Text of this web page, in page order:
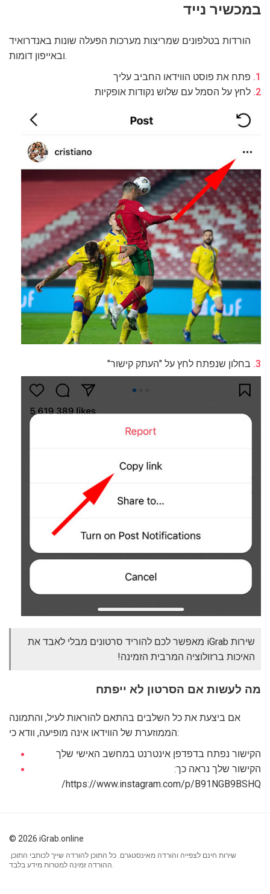
במכשיר נייד
הורדות בטלפונים שמריצות מערכות הפעלה שונות באנדרואיד
ובאייפון דומות.
פתח את פוסט הווידאו החביב עליך
לחץ על הסמל עם שלוש נקודות אופקיות
בחלון שנפתח לחץ על "העתק קישור"
שירות iGrab מאפשר לכם להוריד סרטונים מבלי לאבד את
האיכות ברזולוציה המרבית הזמינה!
מה לעשות אם הסרטון לא ייפתח
אם ביצעת את כל השלבים בהתאם להוראות לעיל, והתמונה
הממוזערת של הווידאו אינה מופיעה, וודא כי:
הקישור נפתח בדפדפן אינטרנט במחשב האישי שלך
הקישור שלך נראה כך:
https://www.instagram.com/p/B91NGB9BSHQ/
© 2026 iGrab.online
שירות חינם לצפייה והורדה מאינסטגרם. כל התוכן להורדה שייך לכותבי התוכן.
ההורדה זמינה למטרות מידע בלבד.